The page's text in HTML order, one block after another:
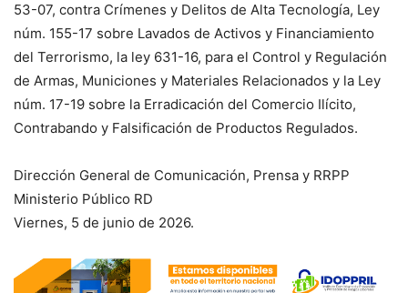
53-07, contra Crímenes y Delitos de Alta Tecnología, Ley
núm. 155-17 sobre Lavados de Activos y Financiamiento
del Terrorismo, la ley 631-16, para el Control y Regulación
de Armas, Municiones y Materiales Relacionados y la Ley
núm. 17-19 sobre la Erradicación del Comercio Ilícito,
Contrabando y Falsificación de Productos Regulados.
Dirección General de Comunicación, Prensa y RRPP
Ministerio Público RD
Viernes, 5 de junio de 2026.